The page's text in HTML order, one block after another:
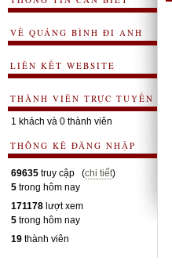
VỀ QUẢNG BÌNH ĐI ANH
LIÊN KẾT WEBSITE
THÀNH VIÊN TRỰC TUYẾN
1 khách và 0 thành viên
THÔNG KÊ ĐĂNG NHẬP
69635 truy cập (chi tiết)
5 trong hôm nay
171178 lượt xem
5 trong hôm nay
19 thành viên